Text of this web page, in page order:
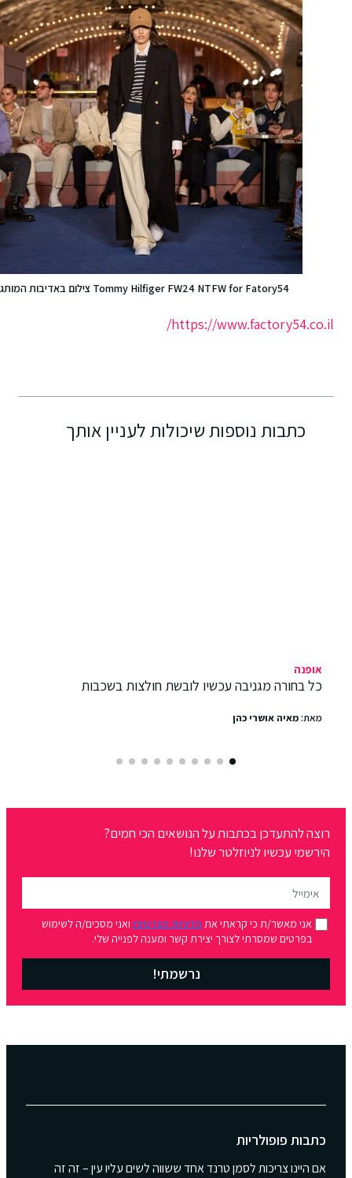
Tommy Hilfiger FW24 NTFW for Fatory54 צילום באדיבות המותג
https://www.factory54.co.il/
כתבות נוספות שיכולות לעניין אותך
אופנה
כל בחורה מגניבה עכשיו לובשת חולצות בשכבות
מאת:מאיה אושרי כהן
רוצה להתעדכן בכתבות על הנושאים הכי חמים?
הירשמי עכשיו לניוזלטר שלנו!
אני מאשר/ת כי קראתי אתמדיניות הפרטיותואני מסכים/ה לשימוש
בפרטים שמסרתי לצורך יצירת קשר ומענה לפנייה שלי.
נרשמתי!
כתבות פופולריות
אם היינו צריכות לסמן טרנד אחד ששווה לשים עליו עין – זה זה